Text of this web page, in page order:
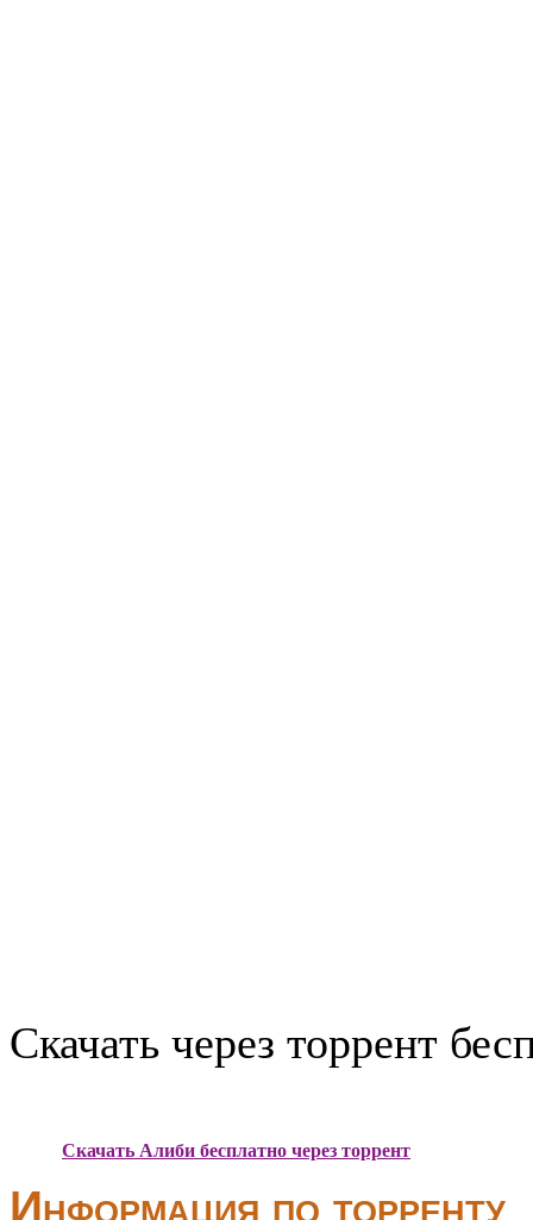
Скачать через торрент
Скачать Алиби бесплатно через торрент
Информация по торренту